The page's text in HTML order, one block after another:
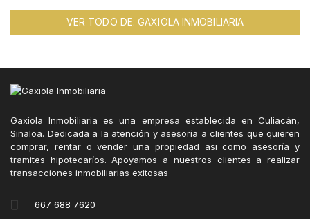
VER TODO DE: GAXIOLA INMOBILIARIA
Gaxiola Inmobiliaria es una empresa establecida en Culiacán,
Sinaloa. Dedicada a la atención y asesoría a clientes que quieren
comprar, rentar o vender una propiedad asi como asesoría y
tramites hipotecaríos. Apoyamos a nuestros clientes a realizar
transacciones inmobiliarias exitosas
667 688 7620